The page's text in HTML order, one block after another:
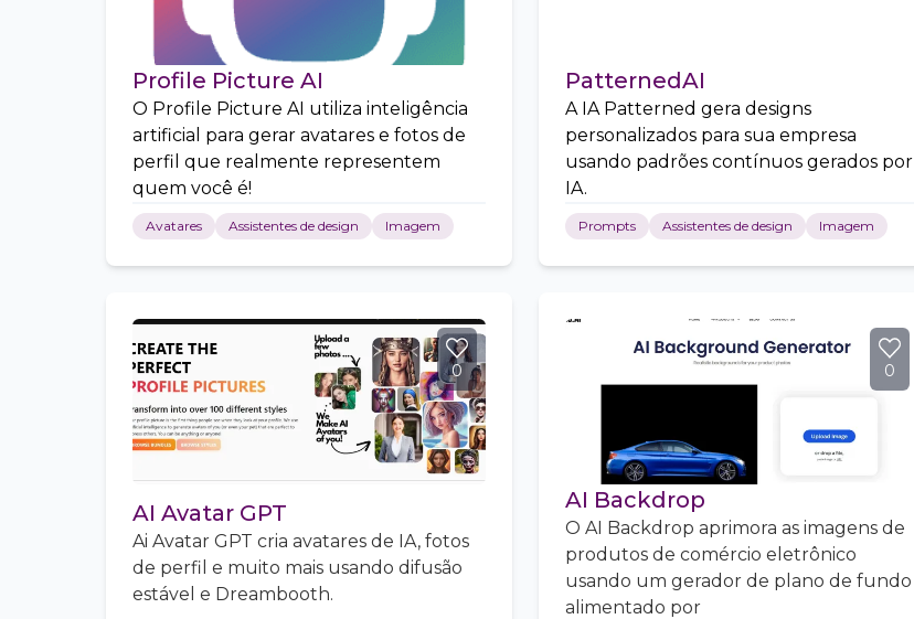
Profile Picture AI
O Profile Picture AI utiliza inteligência
artificial para gerar avatares e fotos de
perfil que realmente representem
quem você é!
Avatares Assistentes de design Imagem
PatternedAI
A IA Patterned gera designs
personalizados para sua empresa
usando padrões contínuos gerados por
IA.
Prompts Assistentes de design Imagem
0
AI Avatar GPT
Ai Avatar GPT cria avatares de IA, fotos
de perfil e muito mais usando difusão
estável e Dreambooth.
0
AI Backdrop
O AI Backdrop aprimora as imagens de
produtos de comércio eletrônico
usando um gerador de plano de fundo
alimentado por